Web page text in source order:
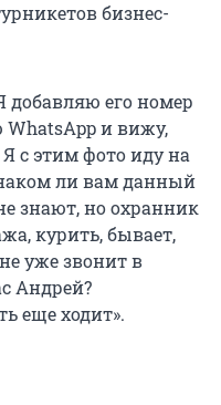
бизнес-
добавляю его номер
WhatsApp и вижу,
Я с этим фото иду на
ли вам данный
знают, но охранник
курить, бывает,
уже звонит в
Андрей?
еще ходит».